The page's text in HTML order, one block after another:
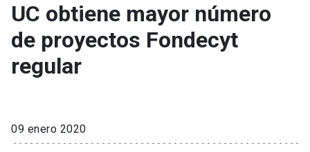
Facultades, escuelas e
institutos
Investigación
Extensión
UC obtiene mayor número
de proyectos Fondecyt
regular
09 enero 2020